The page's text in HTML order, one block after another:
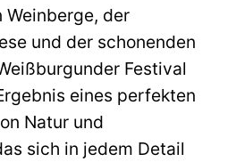
Weinberge, der
und der schonenden
Festival
eines perfekten
Natur und
sich in jedem Detail